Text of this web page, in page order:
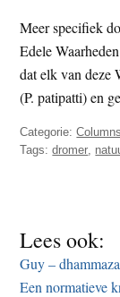
Meer specifiek
Edele
dat elk van deze
(P. patipatti) en
Categorie:Columns
Tags:dromer
Lees ook:
Guy –
Een normatieve